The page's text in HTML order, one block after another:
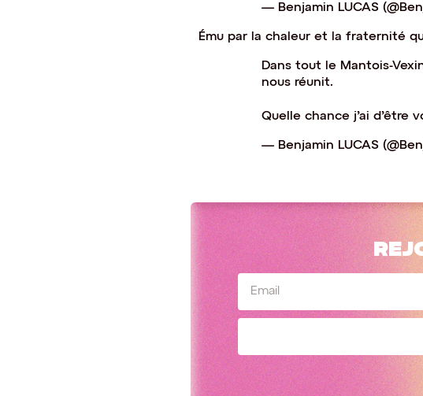
— Benjamin LUCAS
Ému par la chaleur et la fraternité
Dans tout le Mantois-
nous réunit.
Quelle chance j’ai d’être
— Benjamin LUCAS